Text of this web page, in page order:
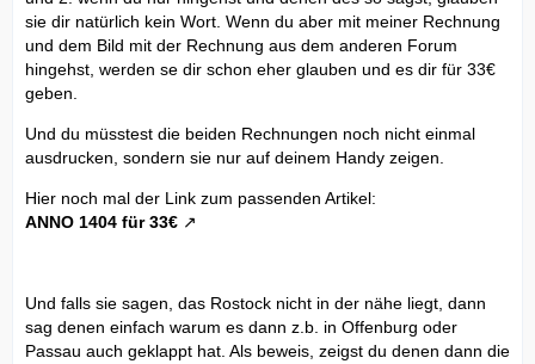
sie dir natürlich kein Wort. Wenn du aber mit meiner Rechnung
und dem Bild mit der Rechnung aus dem anderen Forum
hingehst, werden se dir schon eher glauben und es dir für 33€
geben.
Und du müsstest die beiden Rechnungen noch nicht einmal
ausdrucken, sondern sie nur auf deinem Handy zeigen.
Hier noch mal der Link zum passenden Artikel:
ANNO 1404 für 33€
Und falls sie sagen, das Rostock nicht in der nähe liegt, dann
sag denen einfach warum es dann z.b. in Offenburg oder
Passau auch geklappt hat. Als beweis, zeigst du denen dann die